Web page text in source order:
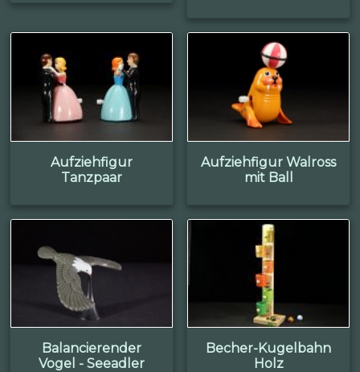
Aufziehfigur
Tanzpaar
Aufziehfigur Walross
mit Ball
Balancierender
Vogel - Seeadler
Becher-Kugelbahn
Holz